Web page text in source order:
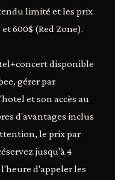
limité et les prix
600$ (Red Zone).
disponible
gérer par
et son accès au
d'avantages inclus
le prix par
jusqu'à 4
d'appeler les